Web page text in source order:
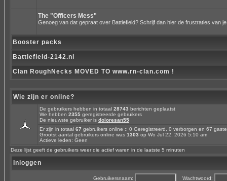
The "Officers Mess"
Genoeg van dat gepraat over Battlefield? Schrijf dan hier de frustraties van
Booster packs
Battlefield-2142.nl
Clan RoughNecks MOVED TO www.rn-clan.com !
Wie zijn er online?
De gebruikers hebben in totaal 28743 berichten geplaatst
We hebben 2355 geregistreerde gebruikers
De nieuwste gebruiker is doloresan55
Er zijn in totaal 67 gebruikers online :: 0 Geregistreerd, 0 verborgen en 67
Grootst aantal gebruikers online was 1303 op Wo Jul 22, 2026 5:10 am
Actieve leden: Geen
Deze lijst geeft de gebruikers weer die actief waren in de laatste 5 minuten
Inloggen
Gebruikersnaam: Wachtwoord: